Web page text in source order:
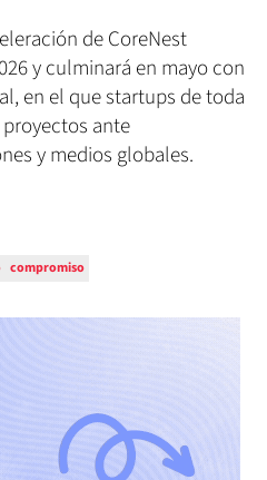
de CoreNest
y culminará en mayo con
en el que startups de toda
ante
y medios globales.
compromiso